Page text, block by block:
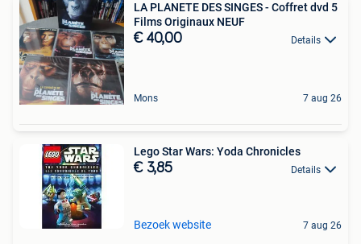
LA PLANETE DES SINGES - Coffret dvd 5
Films Originaux NEUF
€ 40,00 Details
Mons 7 aug 26
Lego Star Wars: Yoda Chronicles
€ 3,85 Details
Bezoek website 7 aug 26